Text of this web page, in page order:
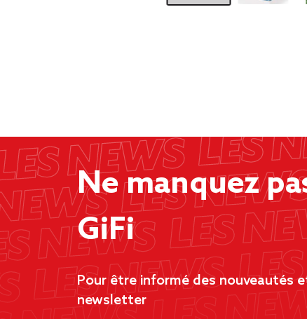
Ne manquez
GiFi
Pour être informé des nouveautés
newsletter